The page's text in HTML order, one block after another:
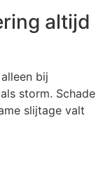
altijd
bij
storm. Schade
slijtage valt